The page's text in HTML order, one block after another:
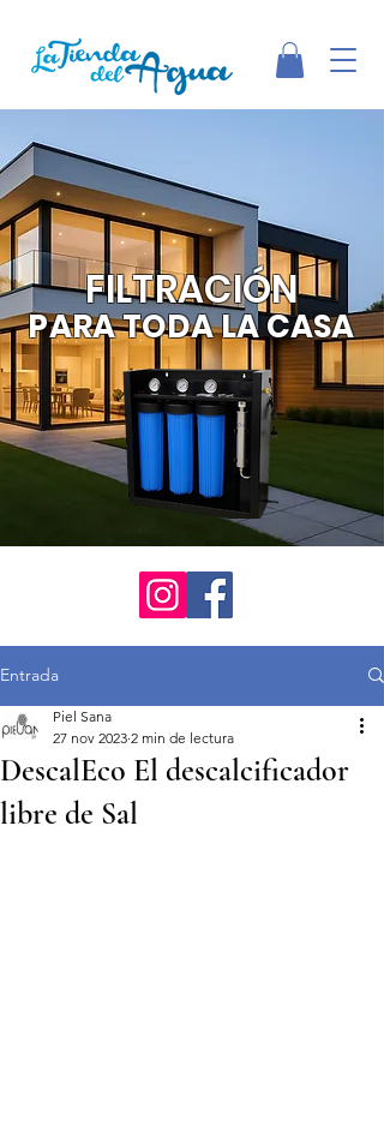
FILTRACIÓN
PARA TODA LA CASA
Entrada
DescalEco El descalcificador
libre de Sal
Piel Sana
27 nov 2023 2 min de lectura